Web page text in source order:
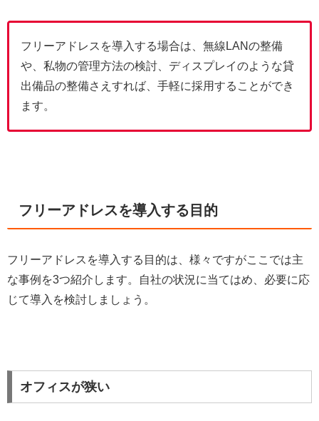
フリーアドレスを導入する場合は、無線LANの整備
や、私物の管理方法の検討、ディスプレイのような貸
出備品の整備さえすれば、手軽に採用することができ
ます。
フリーアドレスを導入する目的
フリーアドレスを導入する目的は、様々ですがここでは主
な事例を3つ紹介します。自社の状況に当てはめ、必要に応
じて導入を検討しましょう。
オフィスが狭い